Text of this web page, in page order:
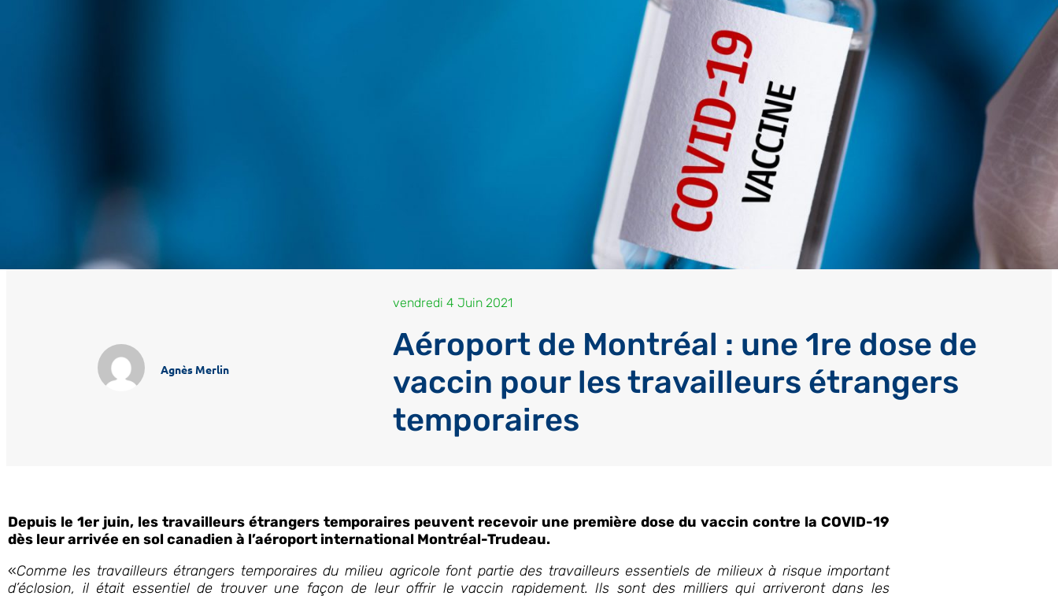
Agnès Merlin
vendredi 4 Juin 2021
Aéroport de Montréal : une 1re dose de
vaccin pour les travailleurs étrangers
temporaires
Depuis le 1er juin, les travailleurs étrangers temporaires peuvent recevoir une première dose du vaccin contre la COVID-19
dès leur arrivée en sol canadien à l’aéroport international Montréal-Trudeau.
«Comme les travailleurs étrangers temporaires du milieu agricole font partie des travailleurs essentiels de milieux à risque important
d’éclosion, il était essentiel de trouver une façon de leur offrir le vaccin rapidement. Ils sont des milliers qui arriveront dans les